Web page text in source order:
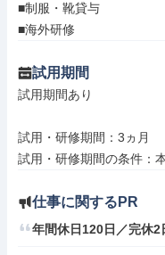
■制服・靴貸与
■海外研修
試用期間
試用期間あり
試用・研修期間：3ヵ月
仕事に関するPR
年間休日120日／完休2